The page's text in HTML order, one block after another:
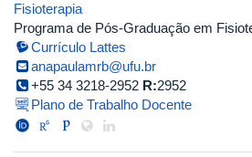
Fisioterapia
Programa de Pós-Graduação em
Currículo Lattes
anapaulamrb@ufu.br
+55 34 3218-2952 R:2952
Plano de Trabalho Docente